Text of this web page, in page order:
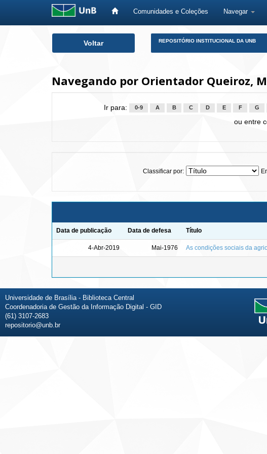
Comunidades e Coleções Navegar
Voltar REPOSITÓRIO INSTITUCIONAL DA UNB
Navegando por Orientador Queiroz,
Ir para: 0-9 A B C D E F G
ou entre
Classificar por:
Data de publicação Data de defesa Título
4-Abr-2019 Mai-1976 As condições sociais da
Universidade de Brasília - Biblioteca Central
Coordenadoria de Gestão da Informação Digital - GID
(61) 3107-2683
repositorio@unb.br